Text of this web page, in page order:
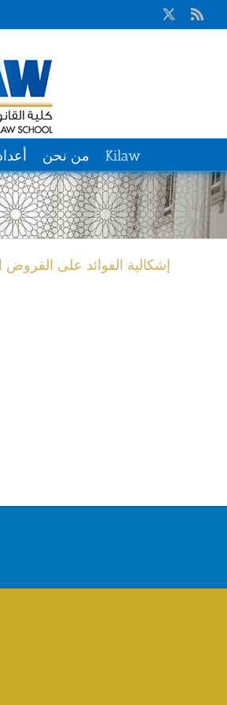
Skip
to
Rss
X
Kilaw من نحن
إشكالية الفوائد على